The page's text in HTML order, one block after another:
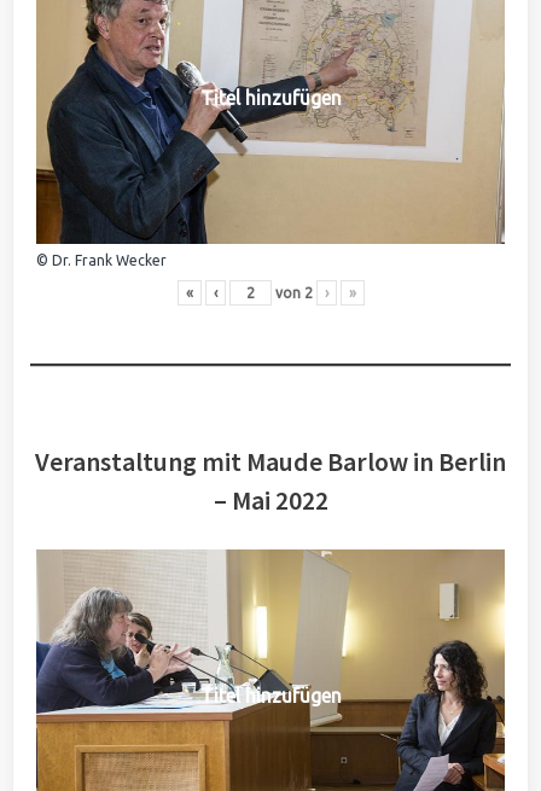
Titel hinzufügen
© Dr. Frank Wecker
« ‹ von 2 › »
Veranstaltung mit Maude Barlow in Berlin
– Mai 2022
Titel hinzufügen